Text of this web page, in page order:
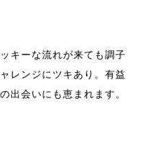
キーな流れが来ても調子
レンジにツキあり。有益
出会いにも恵まれます。